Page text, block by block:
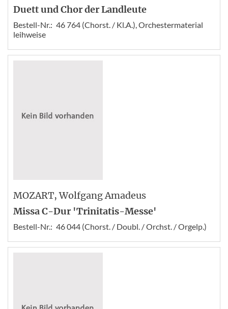
Duett und Chor der Landleute
Bestell-Nr.: 46 764 (Chorst. / Kl.A.), Orchestermaterial
leihweise
MOZART, Wolfgang Amadeus
Missa C-Dur 'Trinitatis-Messe'
Bestell-Nr.: 46 044 (Chorst. / Doubl. / Orchst. / Orgelp.)